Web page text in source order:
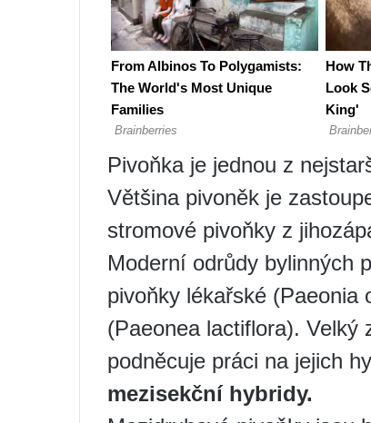
Pivoňka je jednou z
Většina pivoněk je
stromové pivoňky z
Moderní odrůdy bylinných
pivoňky lékařské (Paeonia
(Paeonea lactiflora). Velký
podněcuje práci na jejich
mezisekční hybridy.